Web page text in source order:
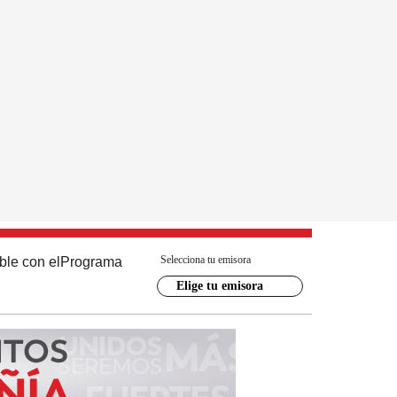
con el Programa Selecciona tu emisora
Elige tu emisora